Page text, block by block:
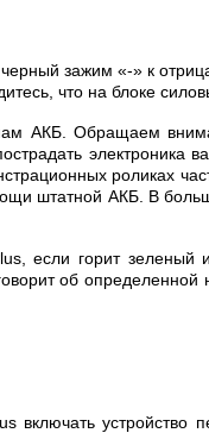
зажим «-» к
что на блоке
АКБ. Обращаем
роликах
штатной АКБ. В
если горит
об
устройство